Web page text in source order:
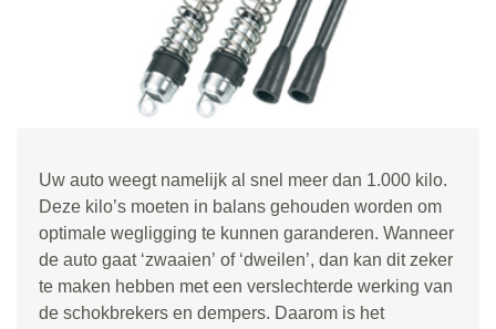
Uw auto weegt namelijk al snel meer dan 1.000 kilo.
Deze kilo’s moeten in balans gehouden worden om
optimale wegligging te kunnen garanderen. Wanneer
de auto gaat ‘zwaaien’ of ‘dweilen’, dan kan dit zeker
te maken hebben met een verslechterde werking van
de schokbrekers en dempers. Daarom is het